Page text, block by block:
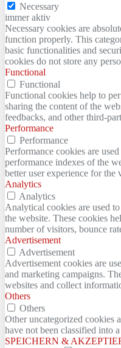
Necessary
immer aktiv
Necessary cookies are
function properly. This
basic functionalities and
cookies do not store any
Functional
Functional
Functional cookies help to
sharing the content of the
feedbacks, and other third-
Performance
Performance
Performance cookies are
performance indexes of the
better user experience for the
Analytics
Analytics
Analytical cookies are used
the website. These cookies
number of visitors, bounce
Advertisement
Advertisement
Advertisement cookies are
and marketing campaigns.
websites and collect
Others
Others
Other uncategorized cookies
have not been classified into
SPEICHERN &